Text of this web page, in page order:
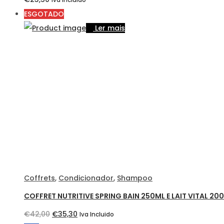
ESGOTADO
Ler mais
Coffrets, Condicionador, Shampoo
COFFRET NUTRITIVE SPRING BAIN 250ML E LAIT VITAL
€42,00 O
€35,30 O
Iva Incluido